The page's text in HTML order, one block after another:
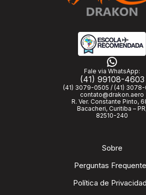
Fale via WhatsApp:
(41) 99108-4603
(41) 3079-0505 / (41)
contato@drakon.aero
R. Ver. Constante Pinto,
Bacacheri, Curitiba –
82510-240
Sobre
Perguntas
Política de